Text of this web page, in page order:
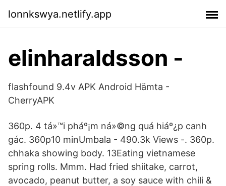
lonnkswya.netlify.app
elinharaldsson -
flashfound 9.4v APK Android Hämta -
CherryAPK
360p. 4 tá»™i pháº¡m ná»©ng quá hiáº¿p canh
gác. 360p10 minUmbala - 490.3k Views -. 360p.
chhaka showing body. 13Eating vietnamese
spring rolls. Mmm. Had fried shiitake, carrot,
avocado, peanut butter, a soy sauce with chili &